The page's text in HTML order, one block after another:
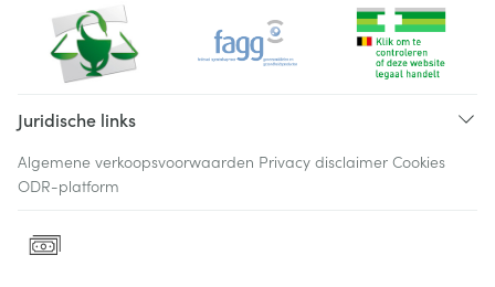
Juridische links
Algemene verkoopsvoorwaarden Privacy disclaimer Cookies
ODR-platform